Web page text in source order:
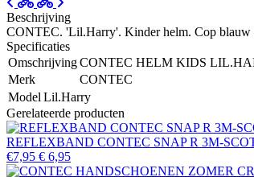
Beschrijving
CONTEC. 'Lil.Harry'. Kinder helm. Cop blauw
Specificaties
OmschrijvingCONTEC HELM KIDS
Merk
CONTEC
Model Lil.Harry
Gerelateerde producten
REFLEXBAND CONTEC SNAP R 3M-
€7,95 € 6,95